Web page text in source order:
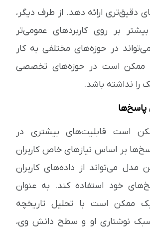
دقیق‌تری ارائه دهد. از طرف دیگر،
بر روی کاربردهای عمومی‌تر
در حوزه‌های مختلفی به کار
ممکن است در حوزه‌های تخصصی
را نداشته باشد.
است قابلیت‌های بیشتری در
بر اساس نیازهای خاص کاربران
مدل می‌تواند از داده‌های کاربران
خود استفاده کند. به عنوان
ممکن است با تحلیل تاریخچه
سبک نوشتاری او و سطح دانش وی،